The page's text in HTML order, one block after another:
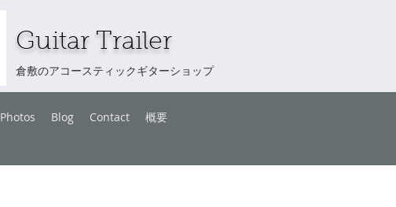
Guitar Trailer
倉敷のアコースティックギターショップ
Photos Blog Contact 概要